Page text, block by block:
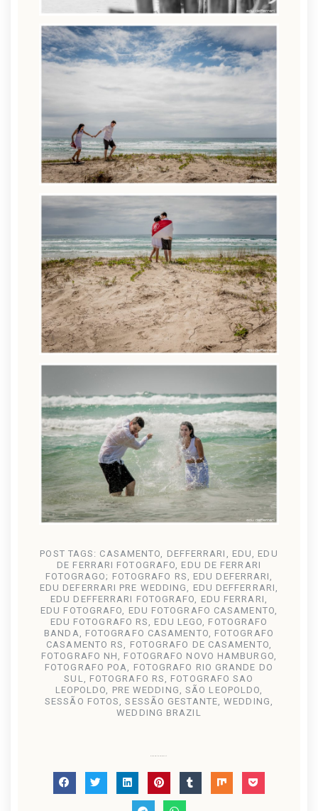
POST TAGS: CASAMENTO, DEFFERRARI , EDU , EDU
DE FERRARI FOTOGRAFO, EDU DE FERRARI
FOTOGRAGO; FOTOGRAFO RS , EDU DEFERRARI ,
EDU DEFERRARI PRE WEDDING , EDU DEFFERRARI ,
EDU DEFFERRARI FOTOGRAFO, EDU FERRARI ,
EDU FOTOGRAFO, EDU FOTOGRAFO CASAMENTO,
EDU FOTOGRAFO RS , EDU LEGO, FOTOGRAFO
BANDA, FOTOGRAFO CASAMENTO, FOTOGRAFO
CASAMENTO RS , FOTOGRAFO DE CASAMENTO,
FOTOGRAFO NH , FOTOGRAFO NOVO HAMBURGO,
FOTOGRAFO POA, FOTOGRAFO RIO GRANDE DO
SUL, FOTOGRAFO RS , FOTOGRAFO SAO
LEOPOLDO, PRE WEDDING , SÃO LEOPOLDO,
SESSÃO FOTOS ,SESSÃO GESTANTE,WEDDING ,
WEDDING BRAZIL